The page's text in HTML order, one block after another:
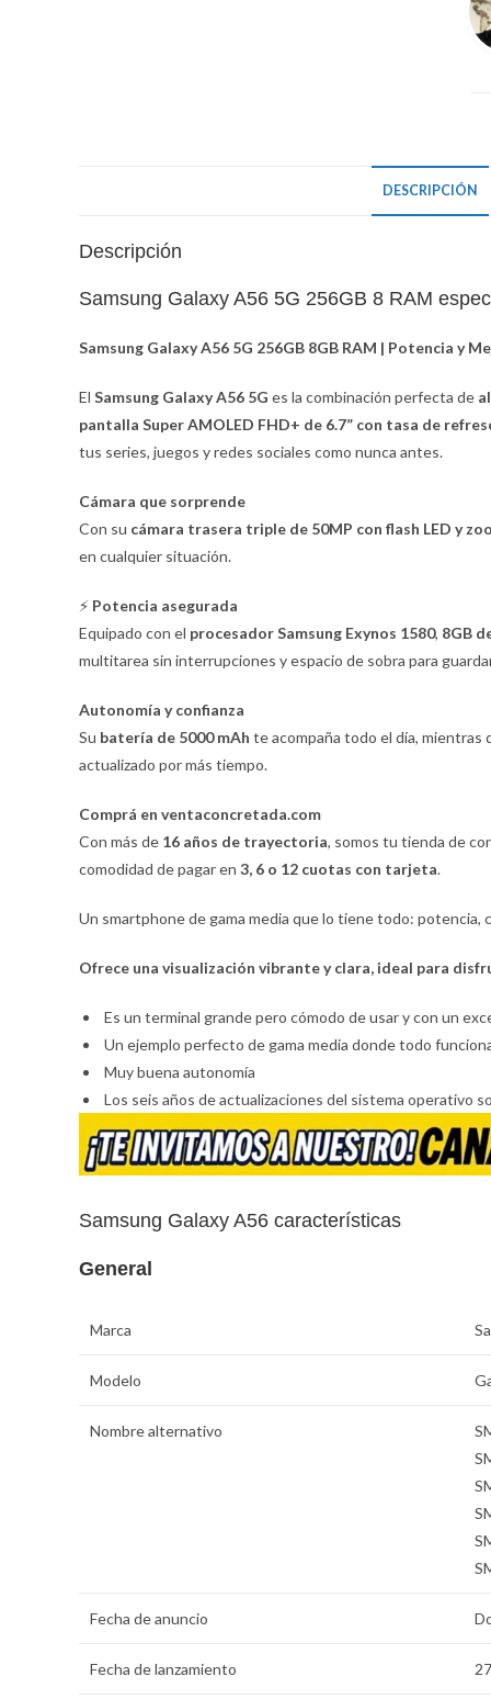
DESCRIPCIÓN
Descripción
Samsung Galaxy A56 5G 256GB 8 RAM
Samsung Galaxy A56 5G 256GB 8GB RAM | Potencia y
El Samsung Galaxy A56 5G es la combinación perfecta de
pantalla Super AMOLED FHD+ de 6.7” con tasa de
tus series, juegos y redes sociales como nunca antes.
Cámara que sorprende
Con su cámara trasera triple de 50MP con flash LED y
en cualquier situación.
⚡ Potencia asegurada
Equipado con el procesador Samsung Exynos 1580, 8GB
multitarea sin interrupciones y espacio de sobra para
Autonomía y confianza
Su batería de 5000 mAh te acompaña todo el día, mientras
actualizado por más tiempo.
Comprá en ventaconcretada.com
Con más de 16 años de trayectoria, somos tu tienda de
comodidad de pagar en 3, 6 o 12 cuotas con tarjeta.
Un smartphone de gama media que lo tiene todo: potencia,
Ofrece una visualización vibrante y clara, ideal para
Es un terminal grande pero cómodo de usar y con un
Un ejemplo perfecto de gama media donde todo
Muy buena autonomía
Los seis años de actualizaciones del sistema operativo
Samsung Galaxy A56 características
General
Marca
Modelo
Nombre alternativo
Fecha de anuncio
Fecha de lanzamiento